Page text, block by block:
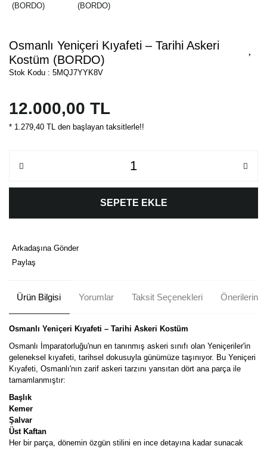
Osmanlı Yeniçeri Kıyafeti – Tarihi Askeri
Kostüm (BORDO)
Stok Kodu : 5MQJ7YYK8V
12.000,00 TL
* 1.279,40 TL den başlayan taksitlerle!!
SEPETE EKLE
Arkadaşına Gönder
Paylaş
Ürün Bilgisi Yorumlar Taksit Seçenekleri Önerileriniz
Osmanlı Yeniçeri Kıyafeti – Tarihi Askeri Kostüm
Osmanlı İmparatorluğu'nun en tanınmış askeri sınıfı olan Yeniçeriler'in
geleneksel kıyafeti, tarihsel dokusuyla günümüze taşınıyor. Bu Yeniçeri
Kıyafeti, Osmanlı'nın zarif askeri tarzını yansıtan dört ana parça ile
tamamlanmıştır:
Başlık
Kemer
Şalvar
Üst Kaftan
Her bir parça, dönemin özgün stilini en ince detayına kadar sunacak